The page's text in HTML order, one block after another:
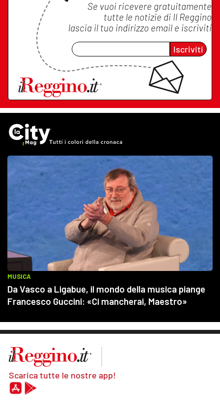
Se vuoi ricevere gratuitamente
tutte le notizie di Il Reggino
lascia il tuo indirizzo email e iscriviti
Iscriviti
Scarica tutte le nostre app!